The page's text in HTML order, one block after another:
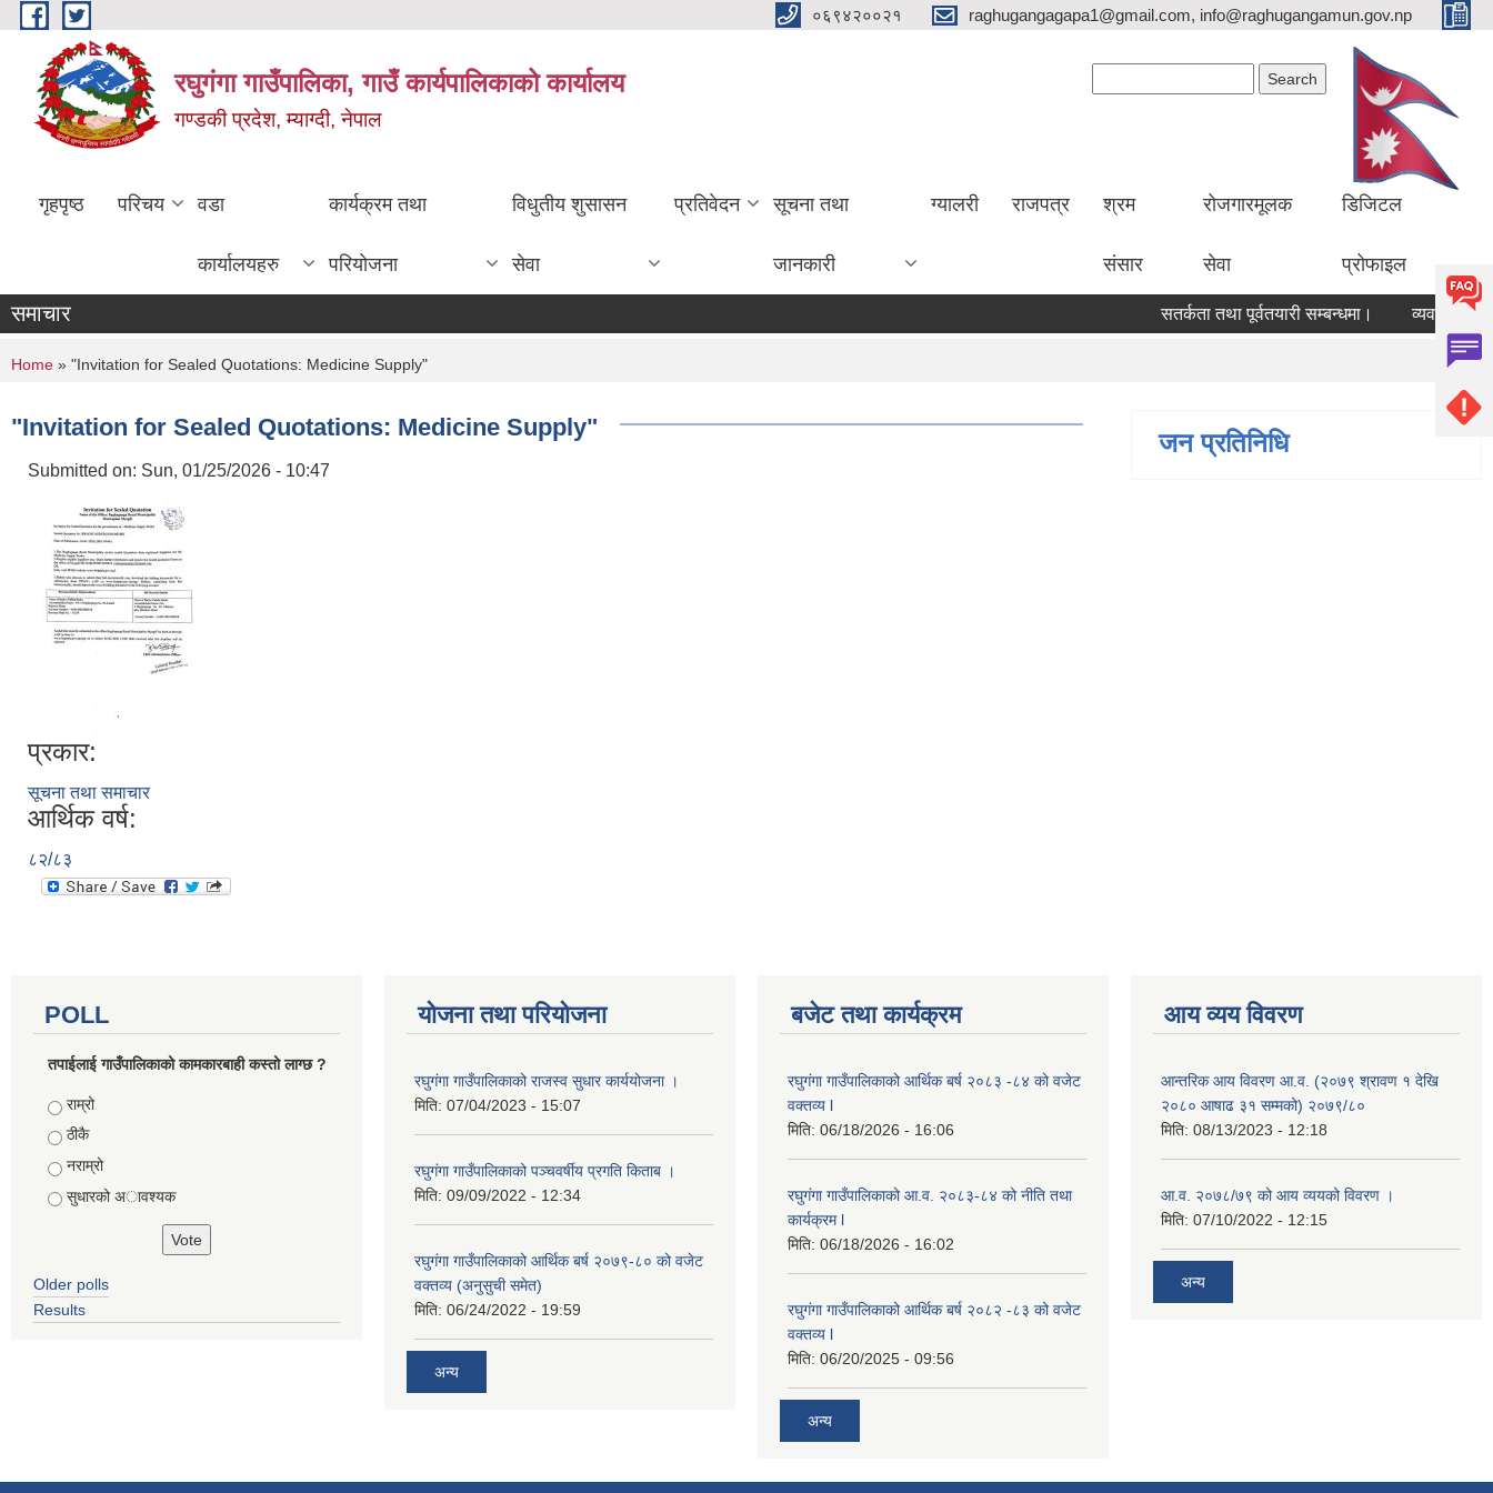
Skip to main content ०६९४२००२१ raghugangagapa1@gmail.com, info@raghugangamun.gov.np
रघुगंगा गाउँपालिका, गाउँ कार्यपालिकाको कार्यालय
गण्डकी प्रदेश, म्याग्दी, नेपाल
गृहपृष्ठ परिचय वडा
कार्यालयहरु
कार्यक्रम तथा
परियोजना
विधुतीय शुसासन
सेवा
प्रतिवेदन सूचना तथा
जानकारी
ग्यालरी राजपत्र श्रम
संसार
रोजगारमूलक
सेवा
डिजिटल
प्रोफाइल
समाचार सतर्कता तथा पूर्वतयारी सम्बन्धमा। व्यवसाय
You are here
Home » "Invitation for Sealed Quotations: Medicine Supply"
"Invitation for Sealed Quotations: Medicine Supply"
Submitted on: Sun, 01/25/2026 - 10:47
प्रकार:
सूचना तथा समाचार
आर्थिक वर्ष:
८२/८३
जन प्रतिनिधि
POLL
तपाईलाई गाउँपालिकाको कामकारबाही कस्तो लाग्छ ?
Choices
राम्रो
ठीकै
नराम्रो
सुधारको अावश्यक
Older polls
Results
योजना तथा परियोजना
रघुगंगा गाउँपालिकाको राजस्व सुधार कार्ययोजना ।
मिति: 07/04/2023 - 15:07
रघुगंगा गाउँपालिकाको पञ्चवर्षीय प्रगति किताब ।
मिति: 09/09/2022 - 12:34
रघुगंगा गाउँपालिकाको आर्थिक बर्ष २०७९-८० को वजेट
वक्तव्य (अनुसुची समेत)
मिति: 06/24/2022 - 19:59
अन्य
बजेट तथा कार्यक्रम
रघुगंगा गाउँपालिकाको आर्थिक बर्ष २०८३ -८४ को वजेट
वक्तव्य l
मिति: 06/18/2026 - 16:06
रघुगंगा गाउँपालिकाको आ.व. २०८३-८४ को नीति तथा
कार्यक्रम l
मिति: 06/18/2026 - 16:02
रघुगंगा गाउँपालिकाको आर्थिक बर्ष २०८२ -८३ को वजेट
वक्तव्य l
मिति: 06/20/2025 - 09:56
अन्य
आय व्यय विवरण
आन्तरिक आय विवरण आ.व. (२०७९ श्रावण १ देखि
२०८० आषाढ ३१ सम्मको) २०७९/८०
मिति: 08/13/2023 - 12:18
आ.व. २०७८/७९ को आय व्ययको विवरण ।
मिति: 07/10/2022 - 12:15
अन्य